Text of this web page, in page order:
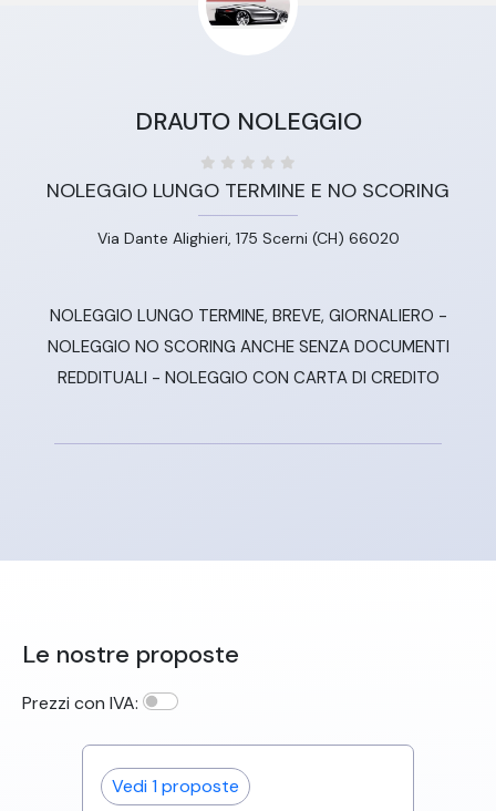
DRAUTO NOLEGGIO
NOLEGGIO LUNGO TERMINE E NO SCORING
Via Dante Alighieri, 175 Scerni (CH) 66020
NOLEGGIO LUNGO TERMINE, BREVE, GIORNALIERO -
NOLEGGIO NO SCORING ANCHE SENZA DOCUMENTI
REDDITUALI - NOLEGGIO CON CARTA DI CREDITO
Le nostre proposte
Prezzi con IVA:
Vedi 1 proposte